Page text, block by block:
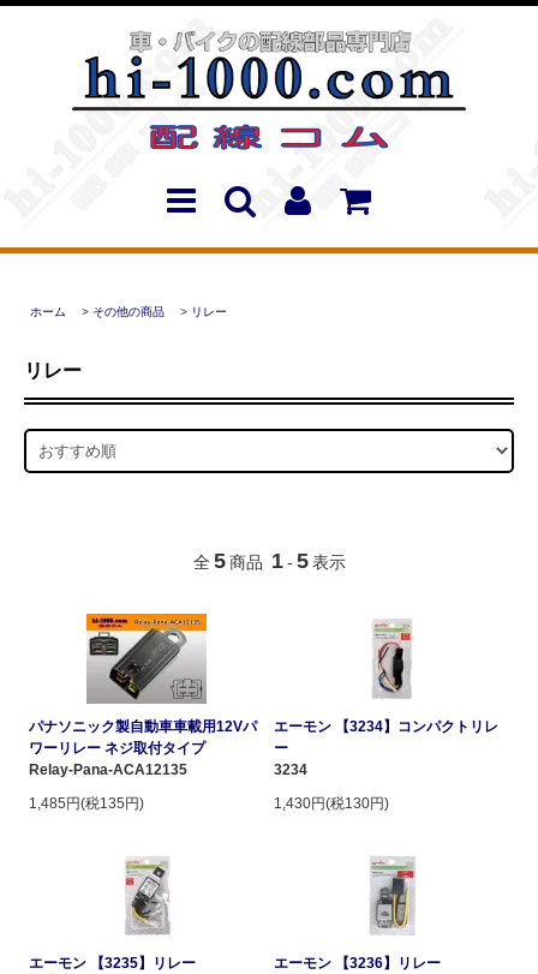
ホーム > その他の商品 > リレー
リレー
全 5 商品 1 - 5 表示
パナソニック製自動車車載用12Vパ
ワーリレー ネジ取付タイプ
Relay-Pana-ACA12135
1,485円(税135円)
エーモン 【3234】コンパクトリレ
ー
3234
1,430円(税130円)
エーモン 【3235】リレー
エーモン 【3236】リレー